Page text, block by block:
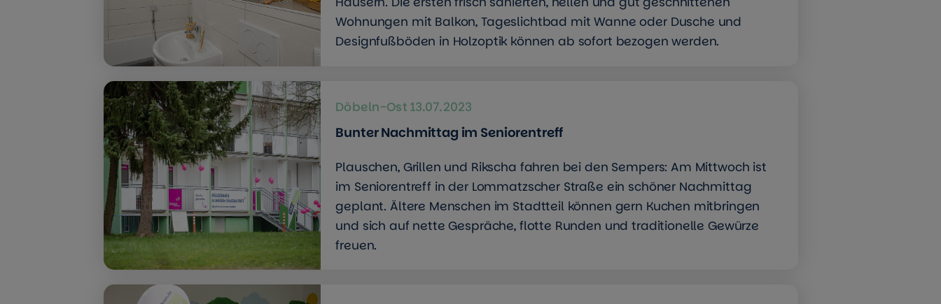
Wohnungen mit Balkon, Tageslichtbad mit Wanne oder Dusche und
Designfußböden in Holzoptik können ab sofort bezogen werden.
Döbeln-Ost 13.07.2023
Bunter Nachmittag im Seniorentreff
Plauschen, Grillen und Rikscha fahren bei den Sempers: Am Mittwoch ist
im Seniorentreff in der Lommatzscher Straße ein schöner Nachmittag
geplant. Ältere Menschen im Stadtteil können gern Kuchen mitbringen
und sich auf nette Gespräche, flotte Runden und traditionelle Gewürze
freuen.